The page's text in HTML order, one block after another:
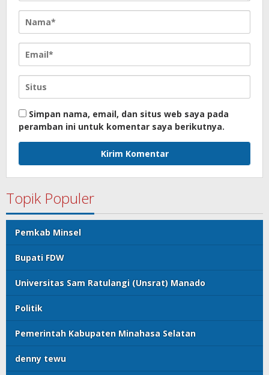
Simpan nama, email, dan situs web saya pada
peramban ini untuk komentar saya berikutnya.
Topik Populer
Pemkab Minsel
Bupati FDW
Universitas Sam Ratulangi (Unsrat) Manado
Politik
Pemerintah Kabupaten Minahasa Selatan
denny tewu